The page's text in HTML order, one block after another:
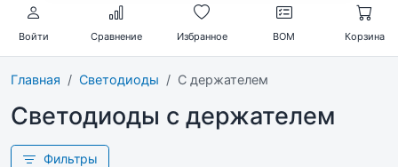
Войти Сравнение Избранное BOM Корзина
Главная Светодиоды С держателем
Светодиоды с держателем
Фильтры